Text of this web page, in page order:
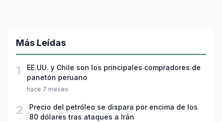
Más Leídas
1
EE.UU. y Chile son los principales compradores de
panetón peruano
hace 7 meses
2
Precio del petróleo se dispara por encima de los
80 dólares tras ataques a Irán